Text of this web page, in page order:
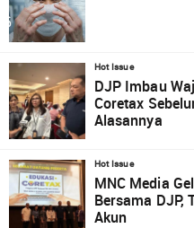
Hot Issue
DJP Imbau
Coretax
Alasannya
Hot Issue
MNC Media
Bersama DJP,
Akun